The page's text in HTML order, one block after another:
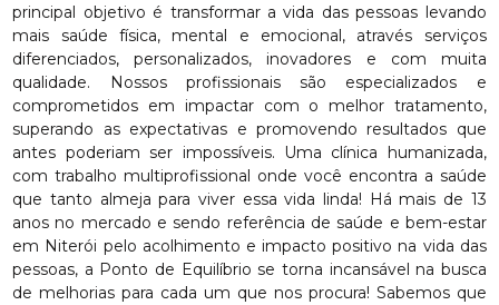
principal objetivo é transformar a vida das pessoas levando
mais saúde física, mental e emocional, através serviços
diferenciados, personalizados, inovadores e com muita
qualidade. Nossos profissionais são especializados e
comprometidos em impactar com o melhor tratamento,
superando as expectativas e promovendo resultados que
antes poderiam ser impossíveis. Uma clínica humanizada,
com trabalho multiprofissional onde você encontra a saúde
que tanto almeja para viver essa vida linda! Há mais de 13
anos no mercado e sendo referência de saúde e bem-estar
em Niterói pelo acolhimento e impacto positivo na vida das
pessoas, a Ponto de Equilíbrio se torna incansável na busca
de melhorias para cada um que nos procura! Sabemos que